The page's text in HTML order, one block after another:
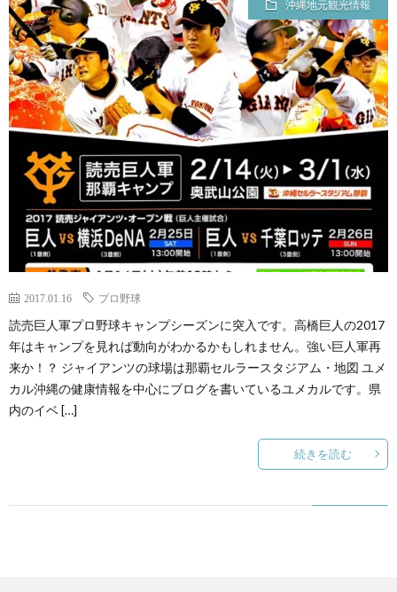
沖縄地元観光情報
2017.01.16 プロ野球
読売巨人軍プロ野球キャンプシーズンに突入です。高橋巨人の2017
年はキャンプを見れば動向がわかるかもしれません。強い巨人軍再
来か！？ ジャイアンツの球場は那覇セルラースタジアム・地図 ユメ
カル沖縄の健康情報を中心にブログを書いているユメカルです。県
内のイベ […]
続きを読む